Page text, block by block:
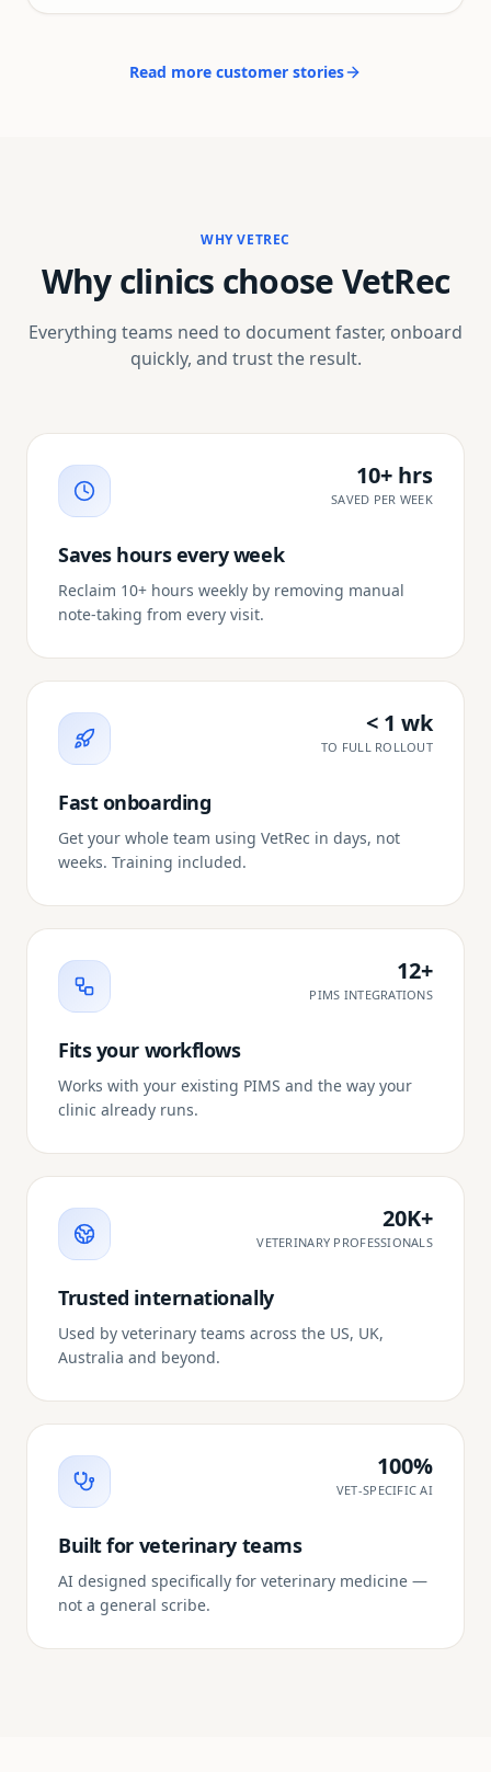
most importantly—veterinary medicine feels fun
vet who's tired of drowning in paperwork.
Read more customer stories
WHY VETREC
Why clinics choose VetRec
Everything teams need to document faster, onboard
quickly, and trust the result.
10+ hrs
SAVED PER WEEK
Saves hours every week
Reclaim 10+ hours weekly by removing manual
note-taking from every visit.
< 1 wk
TO FULL ROLLOUT
Fast onboarding
Get your whole team using VetRec in days, not
weeks. Training included.
12+
PIMS INTEGRATIONS
Fits your workflows
Works with your existing PIMS and the way your
clinic already runs.
20K+
VETERINARY PROFESSIONALS
Trusted internationally
Used by veterinary teams across the US, UK,
Australia and beyond.
100%
VET-SPECIFIC AI
Built for veterinary teams
AI designed specifically for veterinary medicine —
not a general scribe.